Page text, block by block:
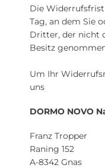
Die
Tag, an dem Sie
Dritter, der nicht
Besitz
Um Ihr
uns
DORMO NOVO
Franz Tropper
Raning 152
A-8342 Gnas